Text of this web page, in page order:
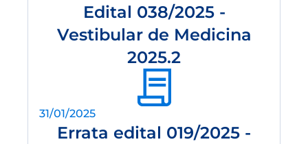
Edital 038/2025 -
Vestibular de Medicina
2025.2
31/01/2025
Errata edital 019/2025 -